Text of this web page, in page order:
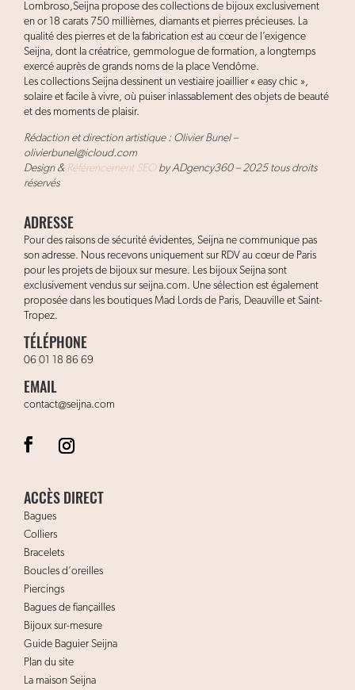
Lombroso,Seijna propose des collections de bijoux exclusivement
en or 18 carats 750 millièmes, diamants et pierres précieuses. La
qualité des pierres et de la fabrication est au cœur de l’exigence
Seijna, dont la créatrice, gemmologue de formation, a longtemps
exercé auprès de grands noms de la place Vendôme.
Les collections Seijna dessinent un vestiaire joaillier « easy chic »,
solaire et facile à vivre, où puiser inlassablement des objets de beauté
et des moments de plaisir.
Rédaction et direction artistique : Olivier Bunel –
olivierbunel@icloud.com
Design & Référencement SEOby ADgency360 – 2025 tous droits
réservés
ADRESSE
Pour des raisons de sécurité évidentes, Seijna ne communique pas
son adresse. Nous recevons uniquement sur RDV au cœur de Paris
pour les projets de bijoux sur mesure. Les bijoux Seijna sont
exclusivement vendus sur seijna.com. Une sélection est également
proposée dans les boutiques Mad Lords de Paris, Deauville et Saint-
Tropez.
TÉLÉPHONE
06 01 18 86 69
EMAIL
contact@seijna.com
ACCÈS DIRECT
Bagues
Colliers
Bracelets
Boucles d’oreilles
Piercings
Bagues de fiançailles
Bijoux sur-mesure
Guide Baguier Seijna
Plan du site
La maison Seijna